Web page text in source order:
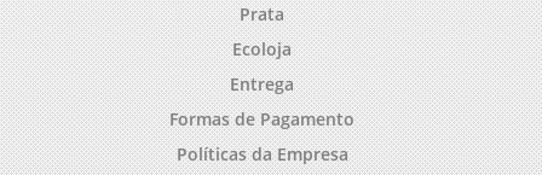
Prata
Ecoloja
Entrega
Formas de Pagamento
Políticas da Empresa